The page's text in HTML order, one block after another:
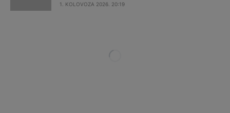
1. KOLOVOZA 2026. 20:19